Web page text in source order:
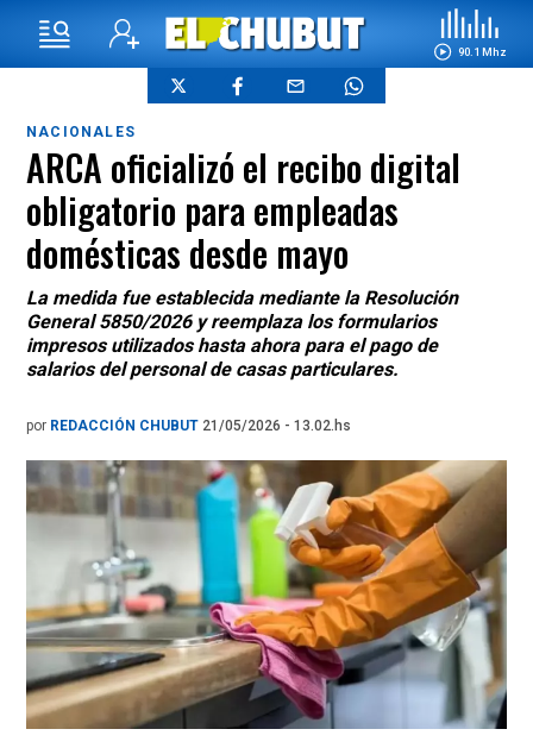
90.1 Mhz
NACIONALES
ARCA oficializó el recibo digital
obligatorio para empleadas
domésticas desde mayo
La medida fue establecida mediante la Resolución
General 5850/2026 y reemplaza los formularios
impresos utilizados hasta ahora para el pago de
salarios del personal de casas particulares.
por REDACCIÓN CHUBUT 21/05/2026 - 13.02.hs